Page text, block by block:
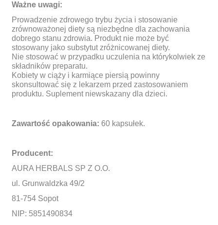
Ważne uwagi:
Prowadzenie zdrowego trybu życia i stosowanie
zrównoważonej diety są niezbędne dla zachowania
dobrego stanu zdrowia. Produkt nie może być
stosowany jako substytut zróżnicowanej diety.
Nie stosować w przypadku uczulenia na którykolwiek ze
składników preparatu.
Kobiety w ciąży i karmiące piersią powinny
skonsultować się z lekarzem przed zastosowaniem
produktu. Suplement niewskazany dla dzieci.
Zawartość opakowania: 60 kapsułek.
Producent:
AURA HERBALS SP Z O.O.
ul. Grunwaldzka 49/2
81-754 Sopot
NIP: 5851490834